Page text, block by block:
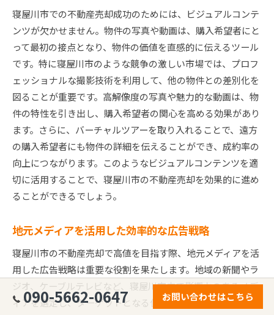
寝屋川市での不動産売却成功のためには、ビジュアルコンテ
ンツが欠かせません。物件の写真や動画は、購入希望者にと
って最初の接点となり、物件の価値を直感的に伝えるツール
です。特に寝屋川市のような競争の激しい市場では、プロフ
ェッショナルな撮影技術を利用して、他の物件との差別化を
図ることが重要です。高解像度の写真や魅力的な動画は、物
件の特性を引き出し、購入希望者の関心を高める効果があり
ます。さらに、バーチャルツアーを取り入れることで、遠方
の購入希望者にも物件の詳細を伝えることができ、成約率の
向上につながります。このようなビジュアルコンテンツを適
切に活用することで、寝屋川市の不動産売却を効果的に進め
ることができるでしょう。
地元メディアを活用した効率的な広告戦略
寝屋川市の不動産売却で高値を目指す際、地元メディアを活
用した広告戦略は重要な役割を果たします。地域の新聞やラ
ジオ、ケーブルテレビなど、寝屋川市内で影響力のあるメデ
ィアを選定し、ターゲットとなる住民層に直接的にアプロー
090-5662-0647 お問い合わせはこちら